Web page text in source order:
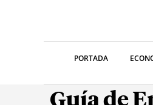
PORTADA